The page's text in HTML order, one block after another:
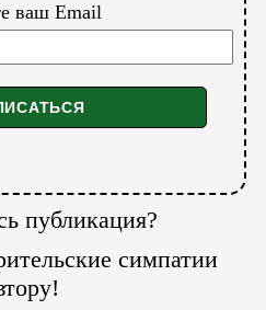
ваш Email
публикация?
симпатии